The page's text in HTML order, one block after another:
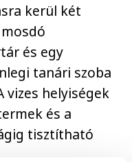
kerül két
és egy
tanári szoba
vizes helyiségek
és a
tisztítható